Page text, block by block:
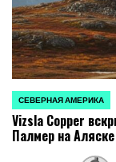
ОПУБЛИКОВАНО
В
СЕВЕРНАЯ АМЕРИКА
Vizsla Copper
Палмер на Аляске